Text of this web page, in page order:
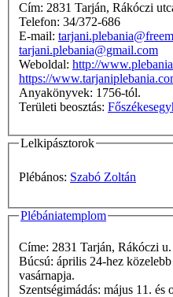
Cím: 2831 Tarján, Rákóczi
Telefon: 34/372-686
E-mail:
tarjani.plebania@gmail.com
Weboldal: http://
https://
Anyakönyvek: 1756-tól.
Területi beosztás:
Lelkipásztorok
Plébános: Szabó Zoltán
Plébániatemplom
Címe: 2831 Tarján, Rákóczi u.
Búcsú: április 24-hez közelebb eső vasárnap és október utolsó
vasárnapja.
Szentségimádás: május